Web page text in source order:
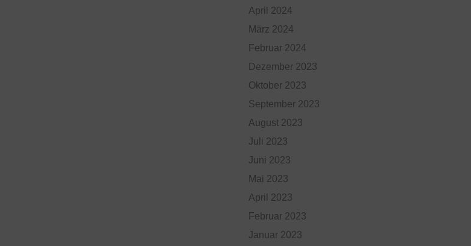
April 2024
März 2024
Februar 2024
Dezember 2023
Oktober 2023
September 2023
August 2023
Juli 2023
Juni 2023
Mai 2023
April 2023
Februar 2023
Januar 2023